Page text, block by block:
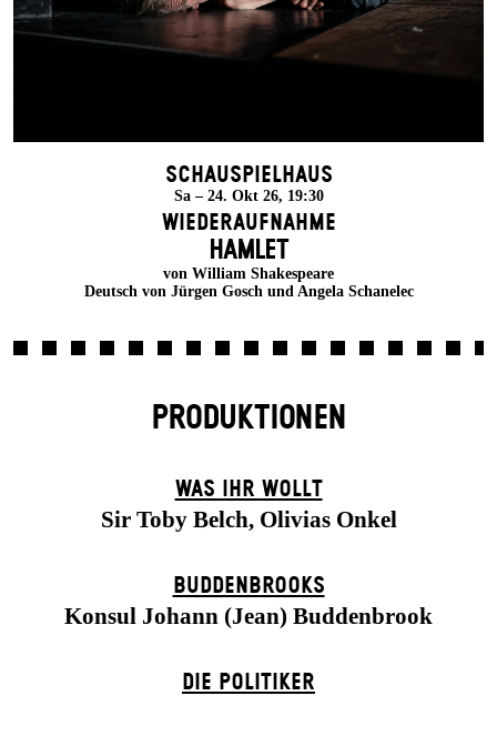
Schauspielhaus
Sa – 24. Okt 26, 19:30
Wiederaufnahme
HAMLET
von William Shakespeare
Deutsch von Jürgen Gosch und Angela Schanelec
PRODUKTIONEN
WAS IHR WOLLT
Sir Toby Belch, Olivias Onkel
BUDDENBROOKS
Konsul Johann (Jean) Buddenbrook
DIE POLITIKER